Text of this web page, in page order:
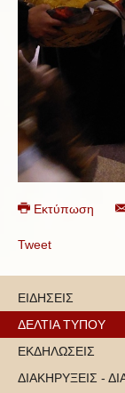
Εκτύπωση
Tweet
ΕΙΔΗΣΕΙΣ
ΔΕΛΤΙΑ ΤΥΠΟΥ
ΕΚΔΗΛΩΣΕΙΣ
ΔΙΑΚΗΡΥΞΕΙΣ -